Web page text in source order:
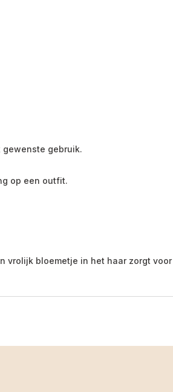
gewenste gebruik.
op een outfit.
vrolijk bloemetje in het haar zorgt voor